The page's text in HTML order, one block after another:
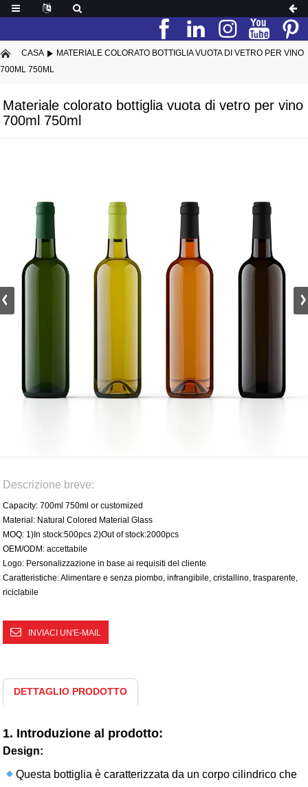
CASA
MATERIALE COLORATO BOTTIGLIA VUOTA DI VETRO PER VINO
700ML 750ML
Materiale colorato bottiglia vuota di vetro per vino
700ml 750ml
Descrizione breve:
Capacity: 700ml 750ml or customized
Material: Natural Colored Material Glass
MOQ: 1)In stock:500pcs 2)Out of stock:2000pcs
OEM/ODM: accettabile
Logo: Personalizzazione in base ai requisiti del cliente
Caratteristiche: Alimentare e senza piombo, infrangibile, cristallino, trasparente,
riciclabile
INVIACI UN'E-MAIL
DETTAGLIO PRODOTTO
1. Introduzione al prodotto:
Design:
Questa bottiglia è caratterizzata da un corpo cilindrico che